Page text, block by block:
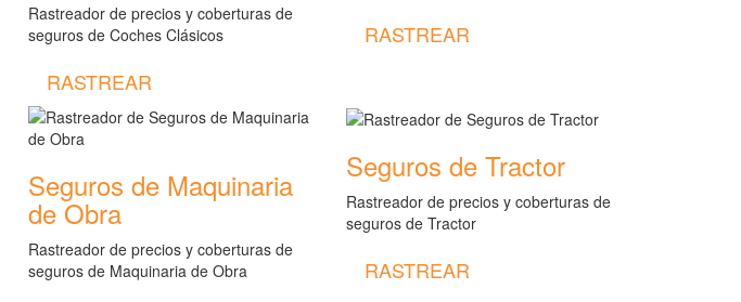
Rastreador de precios y coberturas de
seguros de Coches Clásicos
RASTREAR
RASTREAR
Seguros de Maquinaria
de Obra
Rastreador de precios y coberturas de
seguros de Maquinaria de Obra
Seguros de Tractor
Rastreador de precios y coberturas de
seguros de Tractor
RASTREAR